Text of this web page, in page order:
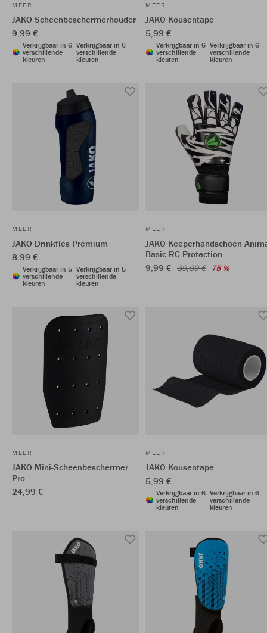
MEER
JAKO Scheenbeschermerhouder
9,99 €
Verkrijgbaar in 6
verschillende
kleuren
Verkrijgbaar in 6
verschillende
kleuren
MEER
JAKO Kousentape
5,99 €
Verkrijgbaar in 6
verschillende
kleuren
Verkrijgbaar in 6
verschillende
kleuren
MEER
JAKO Drinkfles Premium
8,99 €
Verkrijgbaar in 5
verschillende
kleuren
Verkrijgbaar in 5
verschillende
kleuren
MEER
JAKO Keeperhandschoen
Basic RC Protection
9,99 € 39,99 € 75 %
MEER
JAKO Mini-Scheenbeschermer
Pro
24,99 €
MEER
JAKO Kousentape
5,99 €
Verkrijgbaar in 6
verschillende
kleuren
Verkrijgbaar in 6
verschillende
kleuren